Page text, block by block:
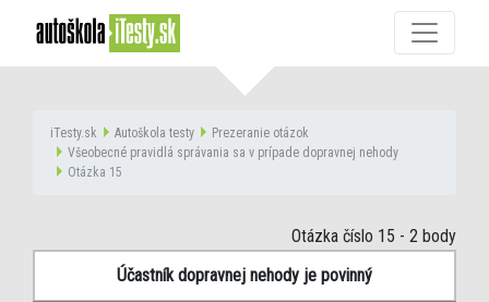
iTesty.sk Autoškola testy
Prezeranie otázok
Všeobecné pravidlá správania sa v prípade dopravnej nehody
Otázka 15
Otázka číslo 15 - 2 body
Účastník dopravnej nehody je povinný